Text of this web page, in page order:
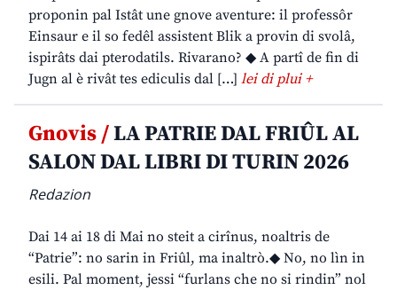
proponin pal Istât une gnove aventure: il professôr
Einsaur e il so fedêl assistent Blik a provin di svolâ,
ispirâts dai pterodatils. Rivarano? ◆ A partî de fin di
Jugn al è rivât tes ediculis dal […] lei di plui +
Gnovis /LA PATRIE DAL FRIÛL AL
SALON DAL LIBRI DI TURIN 2026
Redazion
Dai 14 ai 18 di Mai no steit a cirînus, noaltris de
“Patrie”: no sarin in Friûl, ma inaltrò.◆ No, no lìn in
esili. Pal moment, jessi “furlans che no si rindin” nol